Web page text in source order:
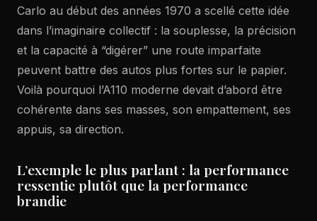
Carlo au début des années 1970 a scellé cette idée
dans l’imaginaire collectif : la souplesse, la précision
et la capacité à “digérer” une route imparfaite
peuvent battre des autos plus fortes sur le papier.
Voilà pourquoi l’A110 moderne devait d’abord être
cohérente dans ses masses, son empattement, ses
appuis, sa direction.
L’exemple le plus parlant : la performance
ressentie plutôt que la performance
brandie